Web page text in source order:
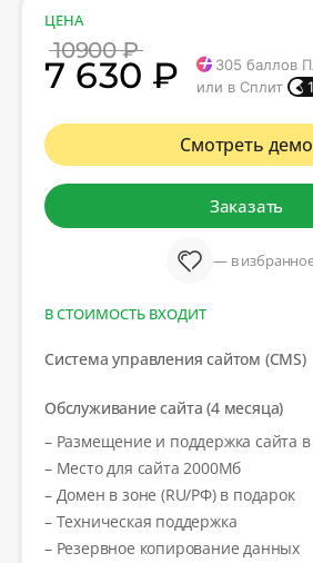
ЦЕНА
10900 ₽
7 630 ₽ 305 баллов
или в Сплит
Смотреть демо
Заказать
— в
В СТОИМОСТЬ ВХОДИТ
Система управления сайтом (CMS)
Обслуживание сайта (4 месяца)
– Размещение и поддержка сайта
– Место для сайта 2000Мб
– Домен в зоне (RU/РФ) в подарок
– Техническая поддержка
– Резервное копирование данных